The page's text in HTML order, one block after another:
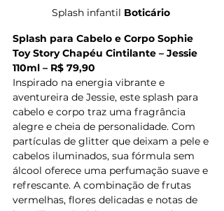
Splash infantil Boticário
Splash para Cabelo e Corpo Sophie
Toy Story Chapéu Cintilante – Jessie
110ml – R$ 79,90
Inspirado na energia vibrante e
aventureira de Jessie, este splash para
cabelo e corpo traz uma fragrância
alegre e cheia de personalidade. Com
partículas de glitter que deixam a pele e
cabelos iluminados, sua fórmula sem
álcool oferece uma perfumação suave e
refrescante. A combinação de frutas
vermelhas, flores delicadas e notas de